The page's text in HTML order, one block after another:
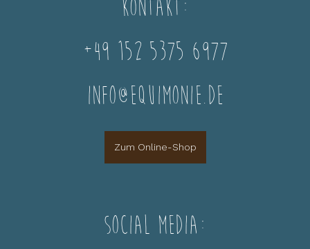
Kontakt:
+49 152 5375 6977
info@equimonie.de
Zum Online-Shop
Social Media: